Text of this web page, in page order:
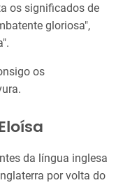
os significados de
gloriosa",
os
da língua inglesa
por volta do